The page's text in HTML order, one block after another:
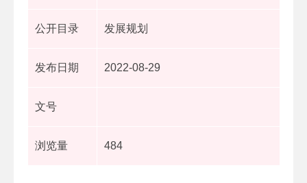
公开目录 发展规划
发布日期 2022-08-29
文号
浏览量 484